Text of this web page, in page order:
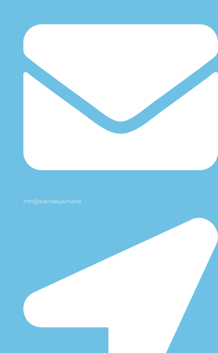
info@pandayama.ee